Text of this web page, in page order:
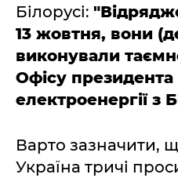
Білорусі:
13 жовтня, вони
виконували
Офісу президента
електроенергії з
Варто зазначити,
Україна тричі